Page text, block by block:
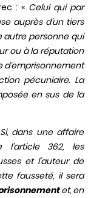
: « Celui qui par
auprès d’un tiers
personne qui
ou à la réputation
d’emprisonnement
pécuniaire. La
en sus de la
Si, dans une affaire
362, les
et l’auteur de
fausseté, il sera
et, en